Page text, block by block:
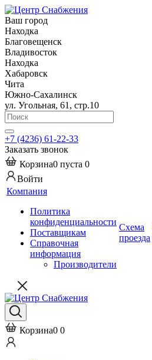
Ваш город
Находка
Благовещенск
Владивосток
Находка
Хабаровск
Чита
Южно-Сахалинск
ул. Угольная, 61, стр.10
+7 (4236) 61-22-33
Заказать звонок
Корзина0 пуста 0
Войти
Компания
Политика
конфиденциальности
Поставщикам
Справочная
информация
Производители
Схема
проезда
Корзина0 0